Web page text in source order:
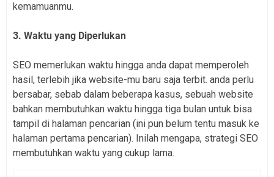
kemamuanmu.
3. Waktu yang Diperlukan
SEO memerlukan waktu hingga anda dapat memperoleh
hasil, terlebih jika website-mu baru saja terbit. anda perlu
bersabar, sebab dalam beberapa kasus, sebuah website
bahkan membutuhkan waktu hingga tiga bulan untuk bisa
tampil di halaman pencarian (ini pun belum tentu masuk ke
halaman pertama pencarian). Inilah mengapa, strategi SEO
membutuhkan waktu yang cukup lama.